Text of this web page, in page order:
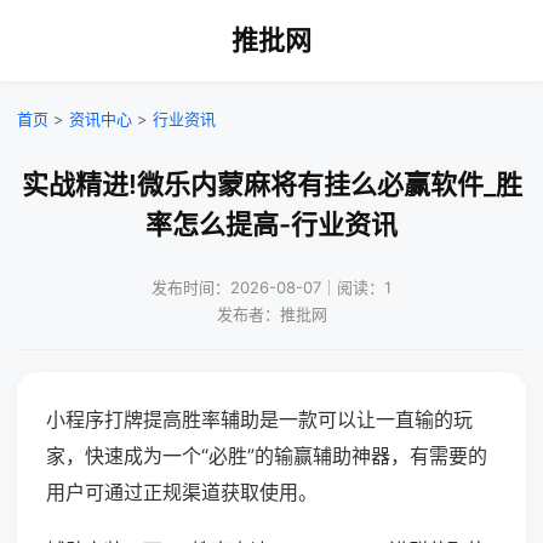
推批网
首页 > 资讯中心 > 行业资讯
实战精进!微乐内蒙麻将有挂么必赢软件_胜
率怎么提高-行业资讯
发布时间：2026-08-07｜阅读：1
发布者：推批网
小程序打牌提高胜率辅助是一款可以让一直输的玩
家，快速成为一个“必胜”的输赢辅助神器，有需要的
用户可通过正规渠道获取使用。